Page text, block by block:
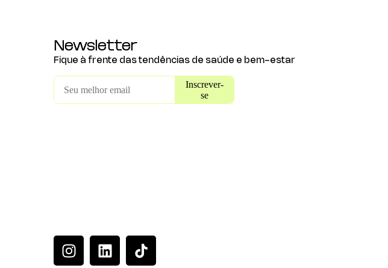
Newsletter
Fique à frente das tendências de saúde e bem-estar